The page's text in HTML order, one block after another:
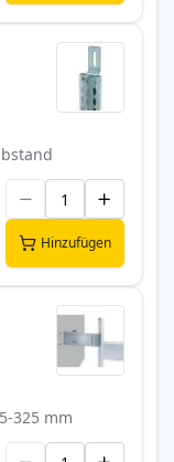
Hinzufügen
325 mm